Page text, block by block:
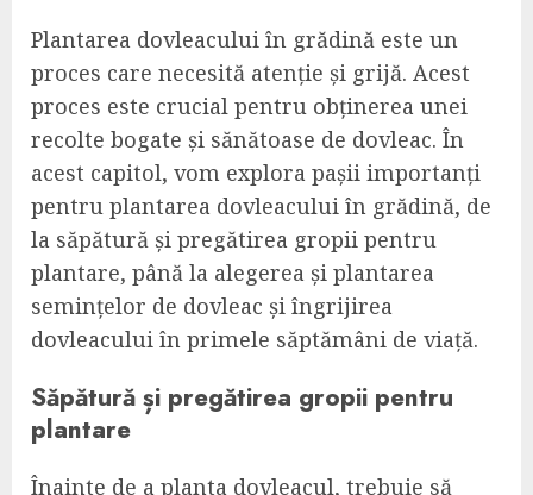
Plantarea dovleacului în grădină este un
proces care necesită atenție și grijă. Acest
proces este crucial pentru obținerea unei
recolte bogate și sănătoase de dovleac. În
acest capitol, vom explora pașii importanți
pentru plantarea dovleacului în grădină, de
la săpătură și pregătirea gropii pentru
plantare, până la alegerea și plantarea
semințelor de dovleac și îngrijirea
dovleacului în primele săptămâni de viață.
Săpătură și pregătirea gropii pentru
plantare
Înainte de a planta dovleacul, trebuie să